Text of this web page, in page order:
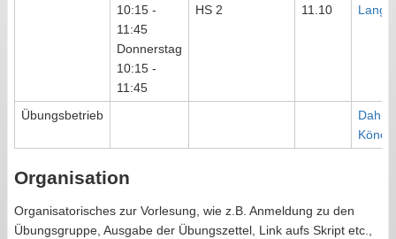
10:15 -
11:45
Donnerstag
10:15 -
11:45
HS 2
11.10
Übungsbetrieb Dahn
Könen
Organisation
Organisatorisches zur Vorlesung, wie z.B. Anmeldung zu den
Übungsgruppe, Ausgabe der Übungszettel, Link aufs Skript etc.,